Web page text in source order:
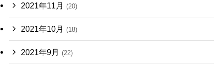
2021年11月 (20)
2021年10月 (18)
2021年9月 (22)